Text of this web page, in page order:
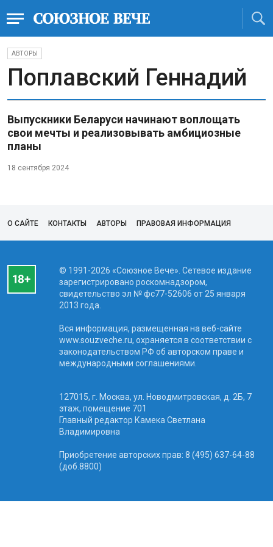
АВТОРЫ
Поплавский Геннадий
Выпускники Беларуси начинают воплощать
свои мечты и реализовывать амбициозные
планы
18 сентября 2024
О САЙТЕ КОНТАКТЫ АВТОРЫ ПРАВОВАЯ ИНФОРМАЦИЯ
© 1991-2026 «Союзное Вече». Сетевое издание
зарегистрировано роскомнадзором,
свидетельство эл № фc77-52606 от 25 января
2013 года.
Вся информация, размещенная на веб-сайте
www.souzveche.ru, охраняется в соответствии с
законодательством РФ об авторском праве и
международными соглашениями.
127015, г. Москва, ул. Новодмитровская, д. 2Б, 7
этаж, помещение 701
Главный редактор Камека Светлана
Владимировна
Приобретение авторских прав: 8 (495) 637-64-88
(доб.8800)